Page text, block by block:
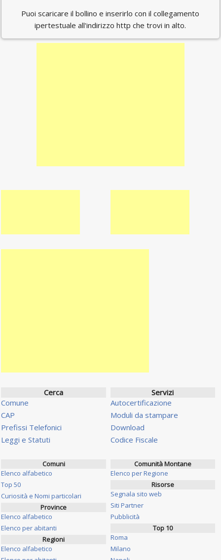
Puoi scaricare il bollino e inserirlo con il collegamento
ipertestuale all'indirizzo http che trovi in alto.
Cerca
Comune
CAP
Prefissi Telefonici
Leggi e Statuti
Servizi
Autocertificazione
Moduli da stampare
Download
Codice Fiscale
Comuni
Elenco alfabetico
Top 50
Curiosità e Nomi particolari
Province
Elenco alfabetico
Elenco per abitanti
Regioni
Elenco alfabetico
Comunità Montane
Elenco per Regione
Risorse
Segnala sito web
Siti Partner
Pubblicità
Top 10
Roma
Milano